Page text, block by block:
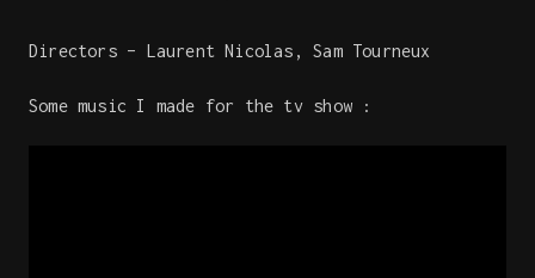
Directors – Laurent Nicolas, Sam Tourneux
Some music I made for the tv show :